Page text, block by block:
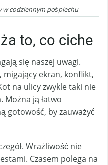
w codziennym pośpiechu
to, co ciche
się naszej uwagi.
migający ekran, konflikt,
na ulicy zwykle taki nie
Można ją łatwo
gotowość, by zauważyć
Wrażliwość nie
Czasem polega na